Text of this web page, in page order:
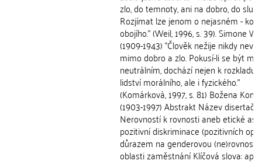
zlo, do temnoty, ani na dobro, do
Rozjímat lze jenom o nejasném -
obojího." (Weil, 1996, s. 39). Simone
(1909-1943) "Člověk nežije nikdy
mimo dobro a zlo. Pokusí-li se být
neutrálním, dochází nejen k rozkladu
lidství morálního, ale i fyzického."
(Komárková, 1997, s. 81) Božena
(1903-1997) Abstrakt Název
Nerovností k rovnosti aneb etické
pozitivní diskriminace (pozitivních
důrazem na genderovou (ne)rovnost v
oblasti zaměstnání Klíčová slova: